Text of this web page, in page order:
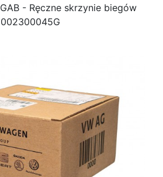
GAB - Ręczne skrzynie biegów
002300045G